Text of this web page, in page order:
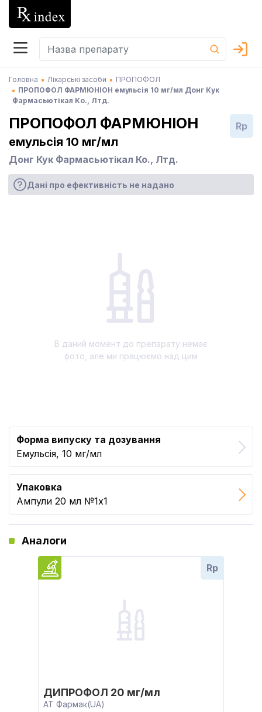
Головна Лікарські засоби
ПРОПОФОЛ
ПРОПОФОЛ ФАРМЮНІОН емульсія 10 мг/мл Донг Кук
Фармасьютікал Ко., Лтд.
ПРОПОФОЛ ФАРМЮНІОН
емульсія 10 мг/мл
Донг Кук Фармасьютікал Ко., Лтд.
Rp
Дані про ефективність не надано
В даний момент до препарату немає
фото, але ми працюємо над цим
Форма випуску та дозування
Емульсія, 10 мг/мл
Упаковка
Ампули 20 мл №1x1
Аналоги
Rp
ДИПРОФОЛ 20 мг/мл
АТ Фармак(UA)